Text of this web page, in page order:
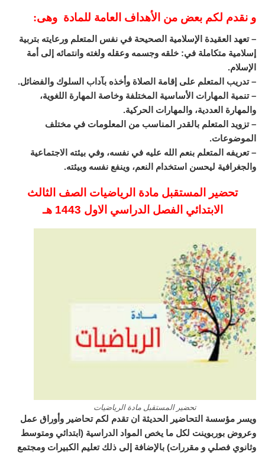
و نقدم لكم بعض من الأهداف العامة للمادة وهى:
– تعهد العقيدة الإسلامية الصحيحة في نفس المتعلم ورعايته بتربية
إسلامية متكاملة في: خلقه وجسمه وعقله ولغته وانتمائه إلى أمة
الإسلام.
– تدريب المتعلم على إقامة الصلاة وأخذه بآداب السلوك والفضائل.
– تنمية المهارات الأساسية المختلفة وخاصة المهارة اللغوية،
والمهارة العددية، والمهارات الحركية.
– تزويد المتعلم بالقدر المناسب من المعلومات في مختلف
الموضوعات.
– تعريفه المتعلم بنعم الله عليه في نفسه، وفي بيئته الاجتماعية
والجغرافية ليحسن استخدام النعم، وينفع نفسه وبيئته.
تحضير المستقبل مادة الرياضيات الصف الثالث
الابتدائي الفصل الدراسي الاول 1443 هـ
تحضير المستقبل مادة الرياضيات
ويسر مؤسسة التحاضير الحديثة ان تقدم لكم تحاضير وأوراق عمل
وعروض بوربوينت لكل ما يخص المواد الدراسية (ابتدائي ومتوسط
وثانوي فصلي و مقررات) بالإضافة إلى ذلك تعليم الكبيرات ومجتمع